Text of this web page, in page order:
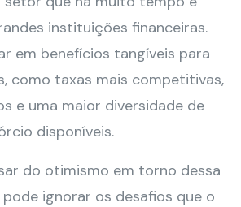
instituições financeiras.
em benefícios tangíveis para
como taxas mais competitivas,
e uma maior diversidade de
disponíveis.
do otimismo em torno dessa
ignorar os desafios que o